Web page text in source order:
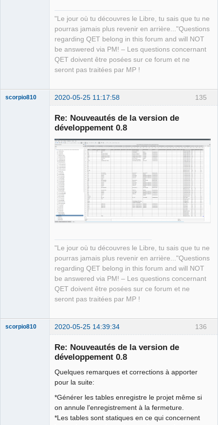
"Le jour où tu découvres le Libre, tu sais que tu ne
pourras jamais plus revenir en arrière..."Questions
regarding QET belong in this forum and will NOT
be answered via PM! – Les questions concernant
QET doivent être posées sur ce forum et ne
seront pas traitées par MP !
135
scorpio810 2020-05-25 11:17:58
Re: Nouveautés de la version de
développement 0.8
"Le jour où tu découvres le Libre, tu sais que tu ne
pourras jamais plus revenir en arrière..."Questions
regarding QET belong in this forum and will NOT
be answered via PM! – Les questions concernant
QET doivent être posées sur ce forum et ne
seront pas traitées par MP !
136
scorpio810 2020-05-25 14:39:34
Re: Nouveautés de la version de
développement 0.8
Quelques remarques et corrections à apporter
pour la suite:
*Générer les tables enregistre le projet même si
on annule l'enregistrement à la fermeture.
*Les tables sont statiques en ce qui concernent